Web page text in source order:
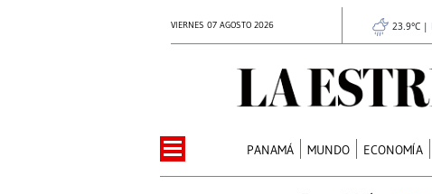
VIERNES 07 AGOSTO 2026 23.9°C |
PANAMÁ MUNDO ECONOMÍA